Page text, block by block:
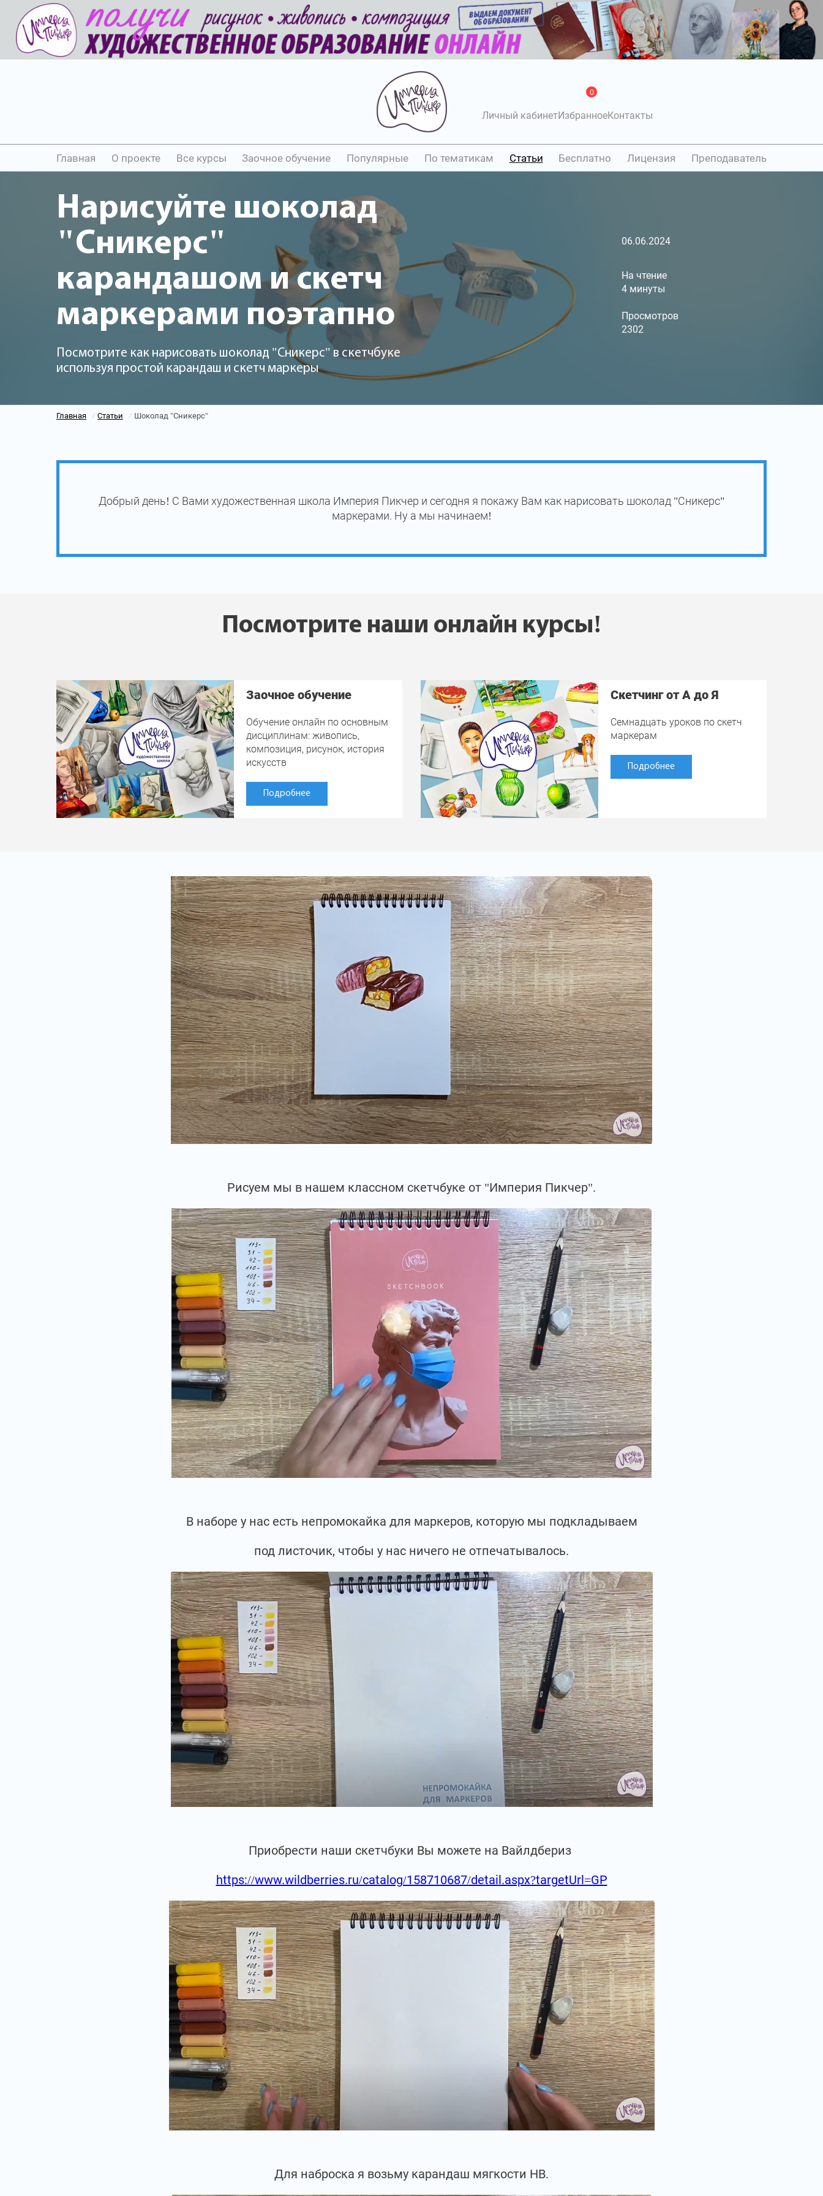
Личный кабинетИзбранное
0
Контакты
Главная О проекте Все курсы Заочное обучение Популярные По тематикам Статьи Бесплатно Лицензия Преподаватель
Нарисуйте шоколад
"Сникерс"
карандашом и скетч
маркерами поэтапно
Посмотрите как нарисовать шоколад "Сникерс" в скетчбуке
используя простой карандаш и скетч маркеры
06.06.2024
На чтение
4 минуты
Просмотров
2302
Главная / Статьи / Шоколад "Сникерс"
Добрый день! С Вами художественная школа Империя Пикчер и сегодня я покажу Вам как нарисовать шоколад "Сникерс"
маркерами. Ну а мы начинаем!
Посмотрите наши онлайн курсы!
Заочное обучение
Обучение онлайн по основным
дисциплинам: живопись,
композиция, рисунок, история
искусств
Подробнее
Скетчинг от А до Я
Семнадцать уроков по скетч
маркерам
Подробнее
Рисуем мы в нашем классном скетчбуке от "Империя Пикчер".
В наборе у нас есть непромокайка для маркеров, которую мы подкладываем
под листочик, чтобы у нас ничего не отпечатывалось.
Приобрести наши скетчбуки Вы можете на Вайлдбериз
https://www.wildberries.ru/catalog/158710687/detail.aspx?targetUrl=GP
Для наброска я возьму карандаш мягкости НВ.